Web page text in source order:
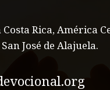
Rica, América
José de Alajuela.